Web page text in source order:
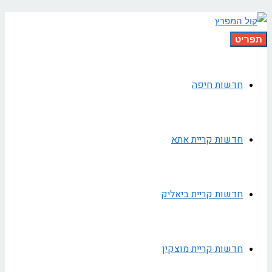
תפריט
חדשות חיפה
חדשות קריית אתא
חדשות קריית ביאליק
חדשות קריית מוצקין